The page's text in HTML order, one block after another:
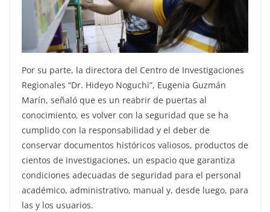
Por su parte, la directora del Centro de Investigaciones
Regionales “Dr. Hideyo Noguchi”, Eugenia Guzmán
Marín, señaló que es un reabrir de puertas al
conocimiento, es volver con la seguridad que se ha
cumplido con la responsabilidad y el deber de
conservar documentos históricos valiosos, productos de
cientos de investigaciones, un espacio que garantiza
condiciones adecuadas de seguridad para el personal
académico, administrativo, manual y, desde luego, para
las y los usuarios.